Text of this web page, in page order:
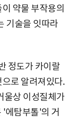
약물 부작용의
기술을 잇따라
정도가 카이랄
로 알려져있다.
울상 이성질체가
'에탐부톨'의 거